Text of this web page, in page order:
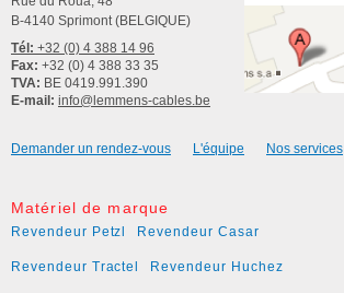
B-4140 Sprimont (BELGIQUE)
Tél: +32 (0) 4 388 14 96
Fax: +32 (0) 4 388 33 35
TVA: BE 0419.991.390
E-mail: info@lemmens-cables.be
Demander un rendez-vous L'équipe Nos services
Matériel de marque
Revendeur Petzl Revendeur Casar
Revendeur Tractel Revendeur Huchez